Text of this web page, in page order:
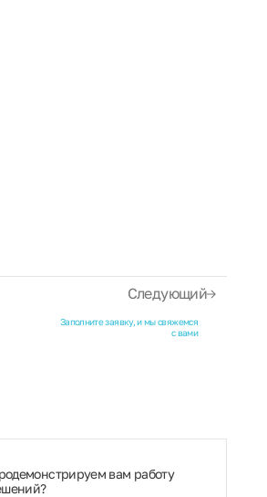
Следующий
Заполните заявку, и мы свяжемся
с вами
вам работу